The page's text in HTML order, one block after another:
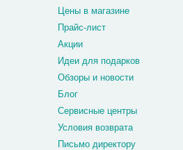
Цены в магазине
Прайс-лист
Акции
Идеи для подарков
Обзоры и новости
Блог
Сервисные центры
Условия возврата
Письмо директору